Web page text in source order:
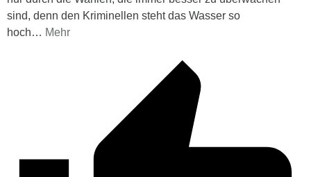
sind, denn den Kriminellen steht das Wasser so
hoch… Mehr